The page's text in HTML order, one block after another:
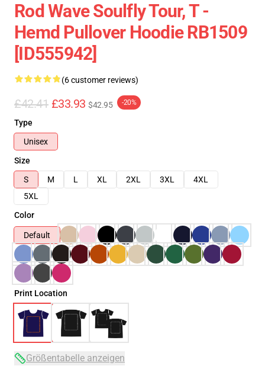
Rod Wave Soulfly Tour, T -
Hemd Pullover Hoodie RB1509
[ID555942]
(6 customer reviews)
£42.41 £33.93 $42.95 -20%
Type
Unisex
Size
S
M L XL 2XL 3XL
4XL
5XL
Color
Default
Print Location
Größentabelle anzeigen